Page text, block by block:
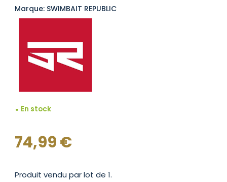
Marque: SWIMBAIT REPUBLIC
En stock
74,99€
Produit vendu par lot de 1.